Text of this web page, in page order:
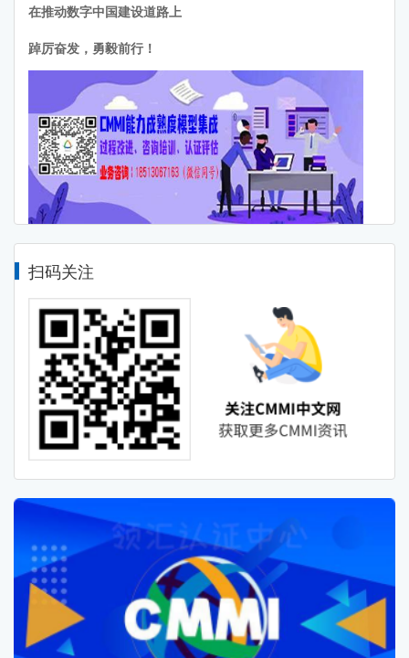
在推动数字中国建设道路上
踔厉奋发，勇毅前行！
扫码关注